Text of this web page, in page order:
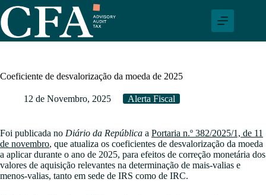
Pular
para
o
conteúdo
Coeficiente de desvalorização da moeda de 2025
12 de Novembro, 2025 Alerta Fiscal
Foi publicada no Diário da República a Portaria n.º 382/2025/1, de 11
de novembro, que atualiza os coeficientes de desvalorização da moeda
a aplicar durante o ano de 2025, para efeitos de correção monetária dos
valores de aquisição relevantes na determinação de mais-valias e
menos-valias, tanto em sede de IRS como de IRC.